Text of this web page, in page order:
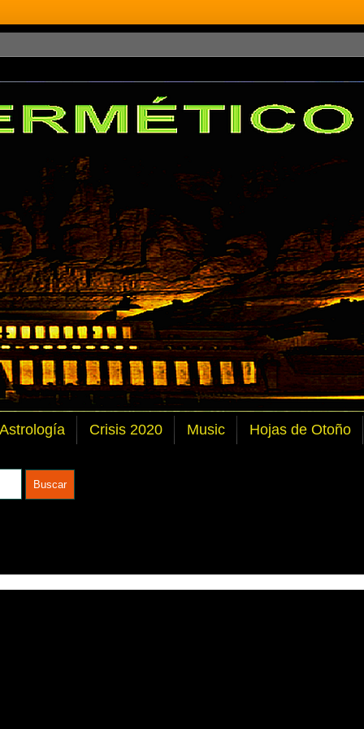
Crisis 2020 Music Hojas de Otoño